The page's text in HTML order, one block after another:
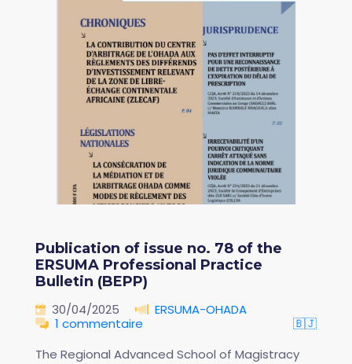
Publication of issue no. 78 of the
ERSUMA Professional Practice
Bulletin (BEPP)
30/04/2025
ERSUMA-OHADA
1 commentaire
🇧🇯
The Regional Advanced School of Magistracy